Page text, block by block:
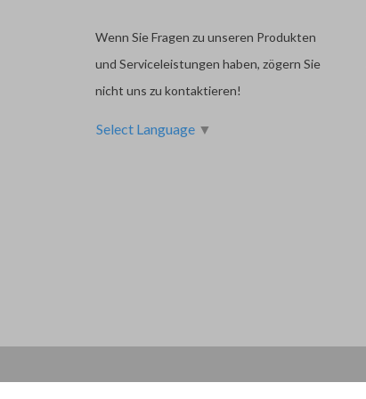
Wenn Sie Fragen zu unseren Produkten
und Serviceleistungen haben, zögern Sie
nicht uns zu kontaktieren!
Select Language ▼